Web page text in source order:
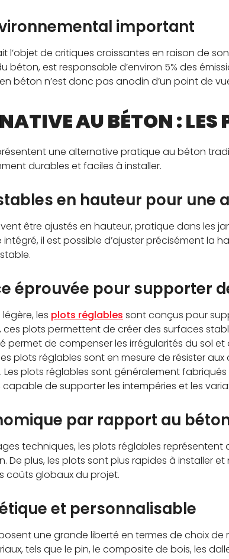
important
l’objet de critiques croissantes en raison de
est responsable d’environ 5% des
béton n’est donc pas anodin d’un point de
AU BÉTON : LES
une alternative pratique au béton
durables et faciles à installer.
en hauteur pour une
être ajustés en hauteur, pratique dans les
il est possible d’ajuster précisément la
éprouvée pour supporter
les plots réglables sont conçus pour
plots permettent de créer des surfaces
permet de compenser les irrégularités du sol
plots réglables sont en mesure de résister
Les plots réglables sont généralement
de supporter les intempéries et les
par rapport au
techniques, les plots réglables
De plus, les plots sont plus rapides à installer
coûts globaux du projet.
et personnalisable
une grande liberté en termes de choix
tels que le pin, le composite de bois, les